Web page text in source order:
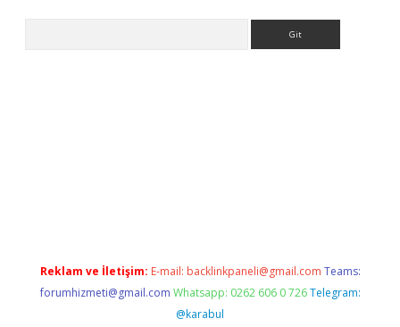
Reklam ve İletişim: E-mail: backlinkpaneli@gmail.com Teams:
forumhizmeti@gmail.com Whatsapp: 0262 606 0 726 Telegram:
@karabul